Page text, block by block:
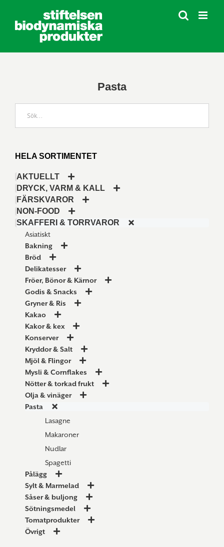
innehållet
Pasta
HELA SORTIMENTET
AKTUELLT
DRYCK, VARM & KALL
FÄRSKVAROR
NON-FOOD
SKAFFERI & TORRVAROR
Asiatiskt
Bakning
Bröd
Delikatesser
Fröer, Bönor & Kärnor
Godis & Snacks
Gryner & Ris
Kakao
Kakor & kex
Konserver
Kryddor & Salt
Mjöl & Flingor
Mysli & Cornflakes
Nötter & torkad frukt
Olja & vinäger
Pasta
Lasagne
Makaroner
Nudlar
Spagetti
Pålägg
Sylt & Marmelad
Såser & buljong
Sötningsmedel
Tomatprodukter
Övrigt